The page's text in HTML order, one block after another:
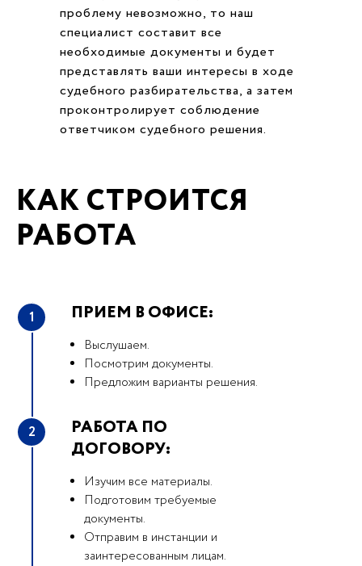
проблему невозможно, то наш
специалист составит все
необходимые документы и будет
представлять ваши интересы в ходе
судебного разбирательства, а затем
проконтролирует соблюдение
ответчиком судебного решения.
КАК СТРОИТСЯ
РАБОТА
1 ПРИЕМ В ОФИСЕ:
Выслушаем.
Посмотрим документы.
Предложим варианты решения.
2
РАБОТА ПО
ДОГОВОРУ:
Изучим все материалы.
Подготовим требуемые
документы.
Отправим в инстанции и
заинтересованным лицам.